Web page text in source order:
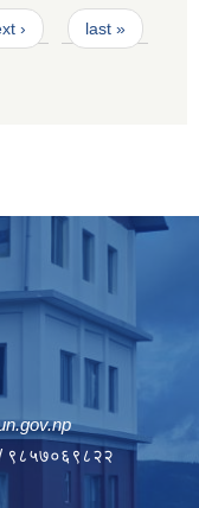
› last »
९८५७०६९८२२